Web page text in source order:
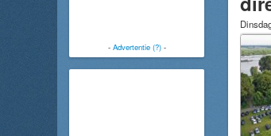
- Advertentie (?)-